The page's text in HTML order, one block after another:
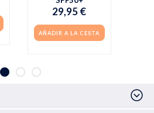
29,95 €
AÑADIR A LA CESTA